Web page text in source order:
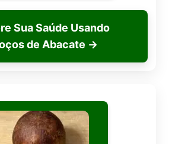
Sua Saúde Usando
de Abacate →